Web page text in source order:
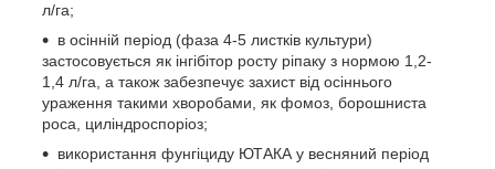
л/га;
в осінній період (фаза 4-5 листків культури)
застосовується як інгібітор росту ріпаку з нормою 1,2-
1,4 л/га, а також забезпечує захист від осіннього
ураження такими хворобами, як фомоз, борошниста
роса, циліндроспоріоз;
використання фунгіциду ЮТАКА у весняний період